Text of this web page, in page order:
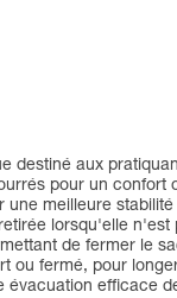
destiné aux
pour un confort
une meilleure
lorsqu'elle n'est
de fermer le
ou fermé, pour
évacuation efficace